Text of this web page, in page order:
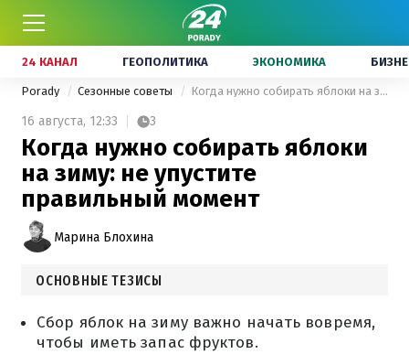
24 КАНАЛ ГЕОПОЛИТИКА ЭКОНОМИКА
Porady Сезонные советы Когда нужно собирать яблоки на зиму: не упустите правильный момент
16 августа, 12:33 3
Когда нужно собирать яблоки
на зиму: не упустите
правильный момент
Марина Блохина
ОСНОВНЫЕ ТЕЗИСЫ
Сбор яблок на зиму важно начать вовремя,
чтобы иметь запас фруктов.